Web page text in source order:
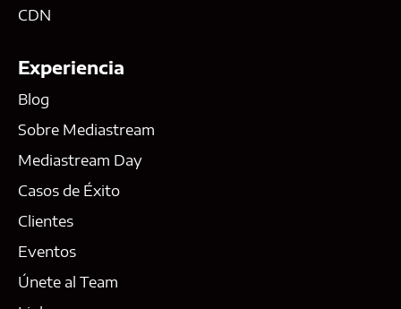
CDN
Experiencia
Blog
Sobre Mediastream
Mediastream Day
Casos de Éxito
Clientes
Eventos
Únete al Team